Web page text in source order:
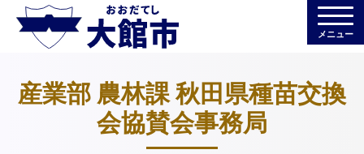
メニュー
産業部 農林課 秋田県種苗交換
会協賛会事務局